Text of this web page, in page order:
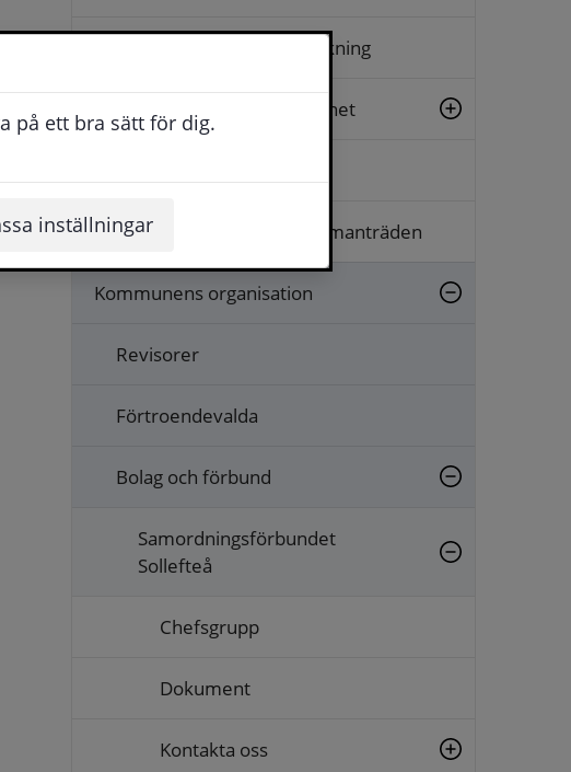
på ett bra sätt för dig.
inställningar
Arkiv, diarium och släktforskning
Beslut, insyn och rättssäkerhet
Kallelser, protokoll och sammanträden
Kommunens organisation
Revisorer
Förtroendevalda
Bolag och förbund
Samordningsförbundet
Sollefteå
Chefsgrupp
Dokument
Kontakta oss